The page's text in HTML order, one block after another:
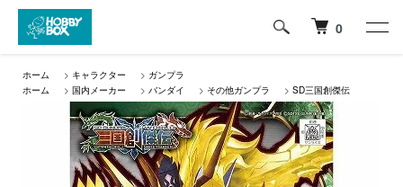
0
ホーム > キャラクター > ガンプラ
ホーム
> 国内メーカー > バンダイ > その他ガンプラ > SD三国創傑伝